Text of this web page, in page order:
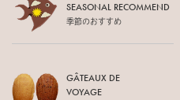
SEASONAL RECOMMEND
季節のおすすめ
GÂTEAUX DE
VOYAGE